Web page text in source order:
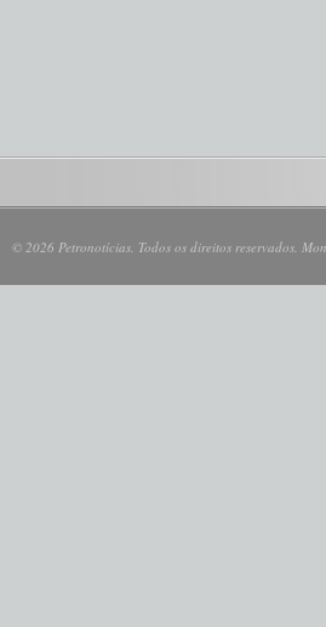
© 2026 Petronotícias. Todos os direitos reservados.